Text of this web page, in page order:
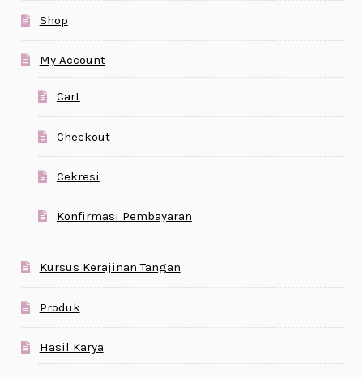
Shop
My Account
Cart
Checkout
Cekresi
Konfirmasi Pembayaran
Kursus Kerajinan Tangan
Produk
Hasil Karya